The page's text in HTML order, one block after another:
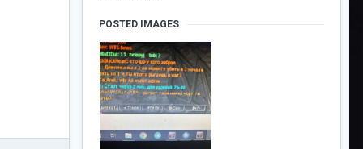
POSTED IMAGES